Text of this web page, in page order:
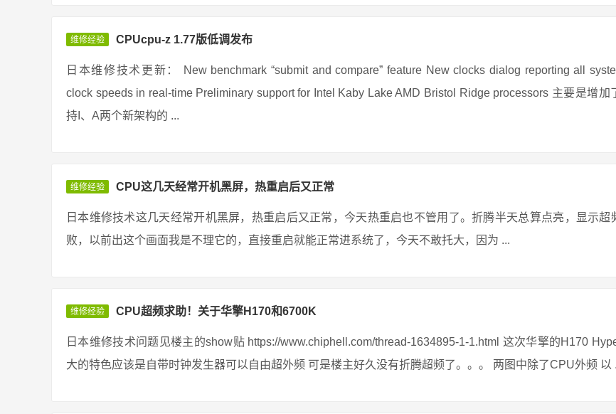
维修经验 CPUcpu-z 1.77版低调发布
日本维修技术更新： New benchmark “submit and compare” feature New clocks dialog reporting all
clock speeds in real-time Preliminary support for Intel Kaby Lake AMD Bristol Ridge processors 主要是增加
持I、A两个新架构的 ...
维修经验 CPU这几天经常开机黑屏，热重启后又正常
日本维修技术这几天经常开机黑屏，热重启后又正常，今天热重启也不管用了。折腾半天总算点亮，显示超
败，以前出这个画面我是不理它的，直接重启就能正常进系统了，今天不敢托大，因为 ...
维修经验 CPU超频求助！关于华擎H170和6700K
日本维修技术问题见楼主的show贴 https://www.chiphell.com/thread-1634895-1-1.html 这次华擎的H170
大的特色应该是自带时钟发生器可以自由超外频 可是楼主好久没有折腾超频了。。。 两图中除了CPU外频 以